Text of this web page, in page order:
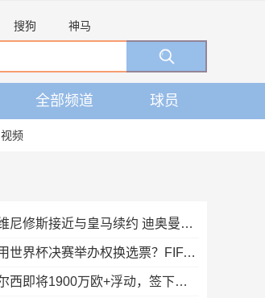
搜狗 神马
全部频道 球员
视频
罗马诺：维尼修斯接近与皇马续约 迪奥曼德官宣很快到来
因凡蒂诺用世界杯决赛举办权换选票？FIFA声明：相关说法均是假的
记者：切尔西即将1900万欧+浮动，签下巴列卡诺左后卫查瓦里亚